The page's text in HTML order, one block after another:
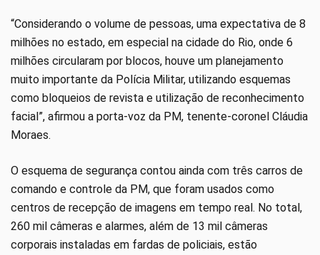
“Considerando o volume de pessoas, uma expectativa de 8
milhões no estado, em especial na cidade do Rio, onde 6
milhões circularam por blocos, houve um planejamento
muito importante da Polícia Militar, utilizando esquemas
como bloqueios de revista e utilização de reconhecimento
facial”, afirmou a porta-voz da PM, tenente-coronel Cláudia
Moraes.
O esquema de segurança contou ainda com três carros de
comando e controle da PM, que foram usados como
centros de recepção de imagens em tempo real. No total,
260 mil câmeras e alarmes, além de 13 mil câmeras
corporais instaladas em fardas de policiais, estão